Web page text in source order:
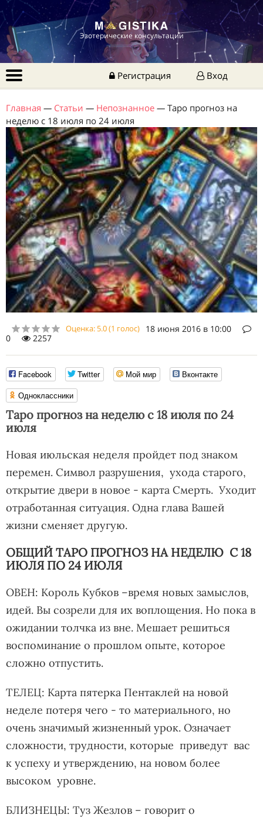
Эзотерические консультации
Регистрация Вход
Главная — Статьи — Непознанное — Таро прогноз на
неделю с 18 июля по 24 июля
Оценка:5.0(1 голос)
18 июня 2016 в 10:00
0
2257
Facebook Twitter Мой мир
Вконтакте
Одноклассники
Таро прогноз на неделю с 18 июля по 24
июля
Новая июльская неделя пройдет под знаком
перемен. Символ разрушения, ухода старого,
открытие двери в новое - карта Смерть. Уходит
отработанная ситуация. Одна глава Вашей
жизни сменяет другую.
ОБЩИЙ ТАРО ПРОГНОЗ НА НЕДЕЛЮ С 18
ИЮЛЯ ПО 24 ИЮЛЯ
ОВЕН: Король Кубков –время новых замыслов,
идей. Вы созрели для их воплощения. Но пока в
ожидании толчка из вне. Мешает решиться
воспоминание о прошлом опыте, которое
сложно отпустить.
ТЕЛЕЦ: Карта пятерка Пентаклей на новой
неделе потеря чего - то материального, но
очень значимый жизненный урок. Означает
сложности, трудности, которые приведут вас
к успеху и утверждению, на новом более
высоком уровне.
БЛИЗНЕЦЫ: Туз Жезлов – говорит о